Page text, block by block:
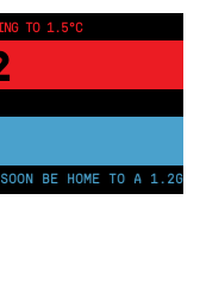
TO 1.5°C
BE HOME TO A 1.2GW